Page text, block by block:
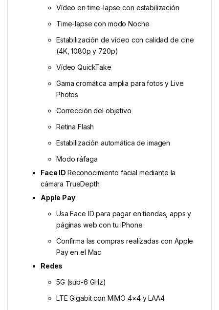
Vídeo en time-lapse con estabili­zación
Time-lapse con modo Noche
Estabilización de vídeo con calidad de cine
(4K, 1080p y 720p)
Vídeo QuickTake
Gama cromática amplia para fotos y Live
Photos
Corrección del objetivo
Retina Flash
Estabilización automática de imagen
Modo ráfaga
Face ID Reconoci­miento facial mediante la
cámara TrueDepth
Apple Pay
Usa Face ID para pagar en tiendas, apps y
páginas web con tu iPhone
Confirma las compras realizadas con Apple
Pay en el Mac
Redes
5G (sub-6 GHz)
LTE Gigabit con MIMO 4×4 y LAA4